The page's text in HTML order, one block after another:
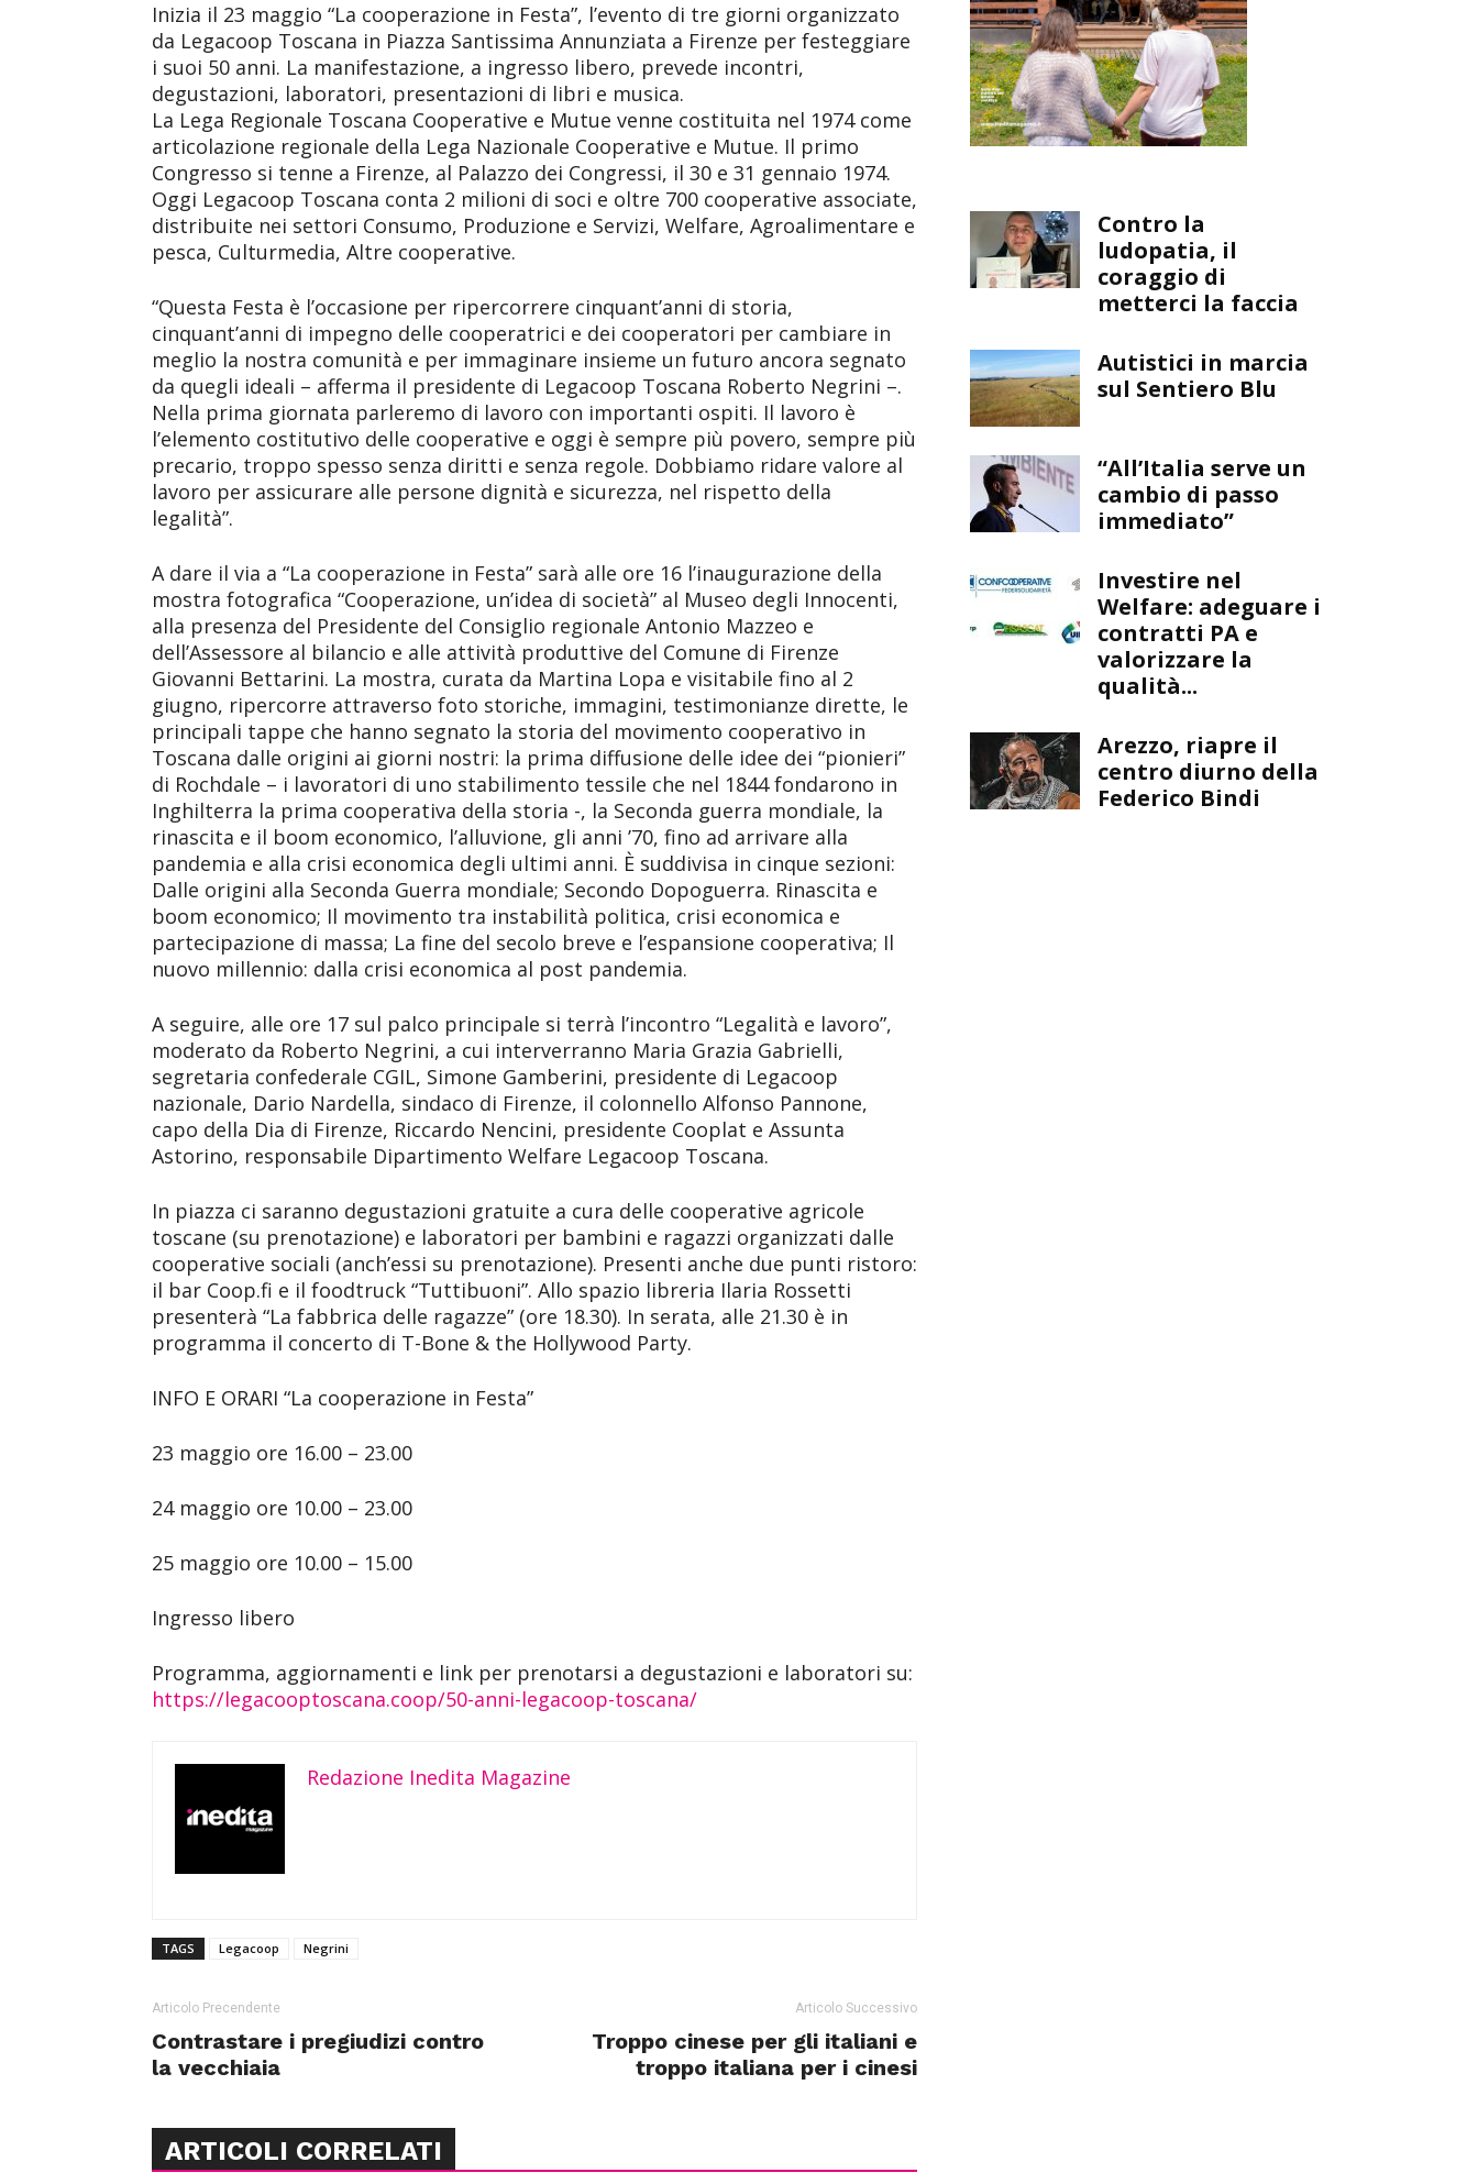
Inizia il 23 maggio “La cooperazione in Festa”, l’evento di tre giorni organizzato
da Legacoop Toscana in Piazza Santissima Annunziata a Firenze per festeggiare
i suoi 50 anni. La manifestazione, a ingresso libero, prevede incontri,
degustazioni, laboratori, presentazioni di libri e musica.
La Lega Regionale Toscana Cooperative e Mutue venne costituita nel 1974 come
articolazione regionale della Lega Nazionale Cooperative e Mutue. Il primo
Congresso si tenne a Firenze, al Palazzo dei Congressi, il 30 e 31 gennaio 1974.
Oggi Legacoop Toscana conta 2 milioni di soci e oltre 700 cooperative associate,
distribuite nei settori Consumo, Produzione e Servizi, Welfare, Agroalimentare e
pesca, Culturmedia, Altre cooperative.
“Questa Festa è l’occasione per ripercorrere cinquant’anni di storia,
cinquant’anni di impegno delle cooperatrici e dei cooperatori per cambiare in
meglio la nostra comunità e per immaginare insieme un futuro ancora segnato
da quegli ideali – afferma il presidente di Legacoop Toscana Roberto Negrini –.
Nella prima giornata parleremo di lavoro con importanti ospiti. Il lavoro è
l’elemento costitutivo delle cooperative e oggi è sempre più povero, sempre più
precario, troppo spesso senza diritti e senza regole. Dobbiamo ridare valore al
lavoro per assicurare alle persone dignità e sicurezza, nel rispetto della
legalità”.
A dare il via a “La cooperazione in Festa” sarà alle ore 16 l’inaugurazione della
mostra fotografica “Cooperazione, un’idea di società” al Museo degli Innocenti,
alla presenza del Presidente del Consiglio regionale Antonio Mazzeo e
dell’Assessore al bilancio e alle attività produttive del Comune di Firenze
Giovanni Bettarini. La mostra, curata da Martina Lopa e visitabile fino al 2
giugno, ripercorre attraverso foto storiche, immagini, testimonianze dirette, le
principali tappe che hanno segnato la storia del movimento cooperativo in
Toscana dalle origini ai giorni nostri: la prima diffusione delle idee dei “pionieri”
di Rochdale – i lavoratori di uno stabilimento tessile che nel 1844 fondarono in
Inghilterra la prima cooperativa della storia -, la Seconda guerra mondiale, la
rinascita e il boom economico, l’alluvione, gli anni ’70, fino ad arrivare alla
pandemia e alla crisi economica degli ultimi anni. È suddivisa in cinque sezioni:
Dalle origini alla Seconda Guerra mondiale; Secondo Dopoguerra. Rinascita e
boom economico; Il movimento tra instabilità politica, crisi economica e
partecipazione di massa; La fine del secolo breve e l’espansione cooperativa; Il
nuovo millennio: dalla crisi economica al post pandemia.
A seguire, alle ore 17 sul palco principale si terrà l’incontro “Legalità e lavoro”,
moderato da Roberto Negrini, a cui interverranno Maria Grazia Gabrielli,
segretaria confederale CGIL, Simone Gamberini, presidente di Legacoop
nazionale, Dario Nardella, sindaco di Firenze, il colonnello Alfonso Pannone,
capo della Dia di Firenze, Riccardo Nencini, presidente Cooplat e Assunta
Astorino, responsabile Dipartimento Welfare Legacoop Toscana.
In piazza ci saranno degustazioni gratuite a cura delle cooperative agricole
toscane (su prenotazione) e laboratori per bambini e ragazzi organizzati dalle
cooperative sociali (anch’essi su prenotazione). Presenti anche due punti ristoro:
il bar Coop.fi e il foodtruck “Tuttibuoni”. Allo spazio libreria Ilaria Rossetti
presenterà “La fabbrica delle ragazze” (ore 18.30). In serata, alle 21.30 è in
programma il concerto di T-Bone & the Hollywood Party.
INFO E ORARI “La cooperazione in Festa”
23 maggio ore 16.00 – 23.00
24 maggio ore 10.00 – 23.00
25 maggio ore 10.00 – 15.00
Ingresso libero
Programma, aggiornamenti e link per prenotarsi a degustazioni e laboratori su:
https://legacooptoscana.coop/50-anni-legacoop-toscana/
Redazione Inedita Magazine
TAGS Legacoop Negrini
Articolo Precendente
Contrastare i pregiudizi contro
la vecchiaia
Articolo Successivo
Troppo cinese per gli italiani e
troppo italiana per i cinesi
ARTICOLI CORRELATI
Contro la
ludopatia, il
coraggio di
metterci la faccia
Autistici in marcia
sul Sentiero Blu
“All’Italia serve un
cambio di passo
immediato”
Investire nel
Welfare: adeguare i
contratti PA e
valorizzare la
qualità...
Arezzo, riapre il
centro diurno della
Federico Bindi